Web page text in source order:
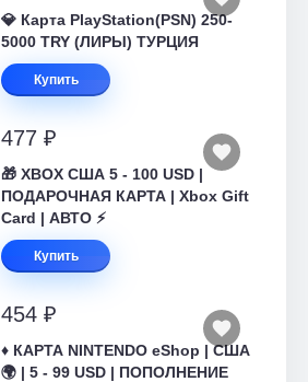
💎 Карта PlayStation(PSN) 250-
5000 TRY (ЛИРЫ) ТУРЦИЯ
Купить
477 ₽
🎁 XBOX США 5 - 100 USD |
ПОДАРОЧНАЯ КАРТА | Xbox Gift
Card | АВТО ⚡
Купить
454 ₽
♦️ КАРТА NINTENDO eShop | США
🌍 | 5 - 99 USD | ПОПОЛНЕНИЕ